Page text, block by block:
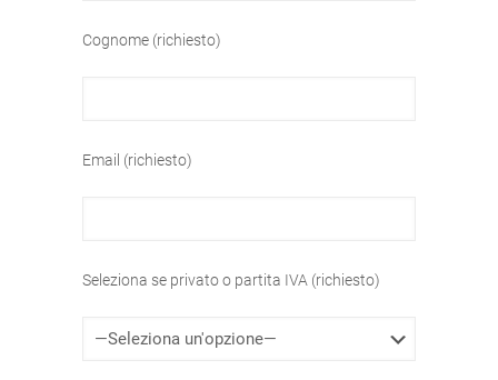
Cognome (richiesto)
Email (richiesto)
Seleziona se privato o partita IVA (richiesto)